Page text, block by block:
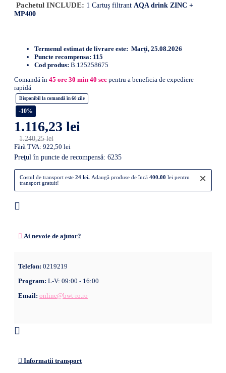
Pachetul INCLUDE: 1 Cartuș filtrant AQA drink ZINC +
MP400
Termenul estimat de livrare este: Marți, 25.08.2026
Puncte recompensa: 115
Cod produs: B.125258675
Comandă în 45 ore 30 min 40 sec pentru a beneficia de expediere
rapidă
Disponibil la comandă în 60 zile
-10%
1.116,23 lei
1.240,25 lei
Fără TVA: 922,50 lei
Preţul în puncte de recompensă: 6235
×
Costul de transport este 24 lei. Adaugă produse de încă 400.00 lei pentru
transport gratuit!
Ai nevoie de ajutor?
Telefon: 0219219
Program: L-V: 09:00 - 16:00
Email: online@bwt-ro.ro
Informatii transport